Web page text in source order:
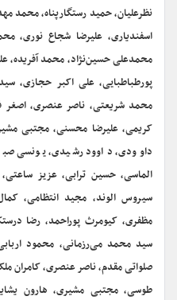
نظرعلیان، حمید رستگارپناه، محمد
اسفندیاری، علیرضا شجاع نوری،
محمدعلی حسین‌نژاد، محمد آفریده،
پورطباطبایی، علی اکبر حجازی،
محمد شریعتی، ناصر عنصری،
کریمی، علیرضا محسنی، مجتبی
داوودی، داوود رشیدی، یونسی
الماسی، حسین ترابی، عزیز
سیروس الوند، مجید انتظامی،
مظفری، کیومرث پوراحمد، رضا
سید محمد می‌رزمانی، محمود
صلواتی مقدم، ناصر عنصری، کامران
طوسی، مجتبی مشیری، هارون